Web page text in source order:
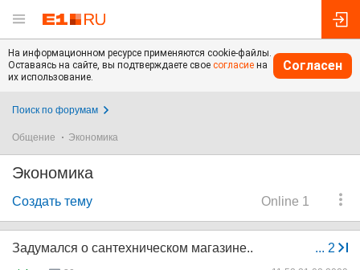
На информационном ресурсе применяются cookie-файлы.
Оставаясь на сайте, вы подтверждаете свое согласие на
их использование.
Согласен
Поиск по форумам
Общение Экономика
Экономика
Online 1
Создать тему
... 2
Задумался о сантехническом магазине..